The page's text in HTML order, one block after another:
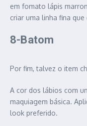
em fomato lápis
criar uma linha fina
8-Batom
Por fim, talvez o item
A cor dos lábios com
maquiagem básica.
look preferido.